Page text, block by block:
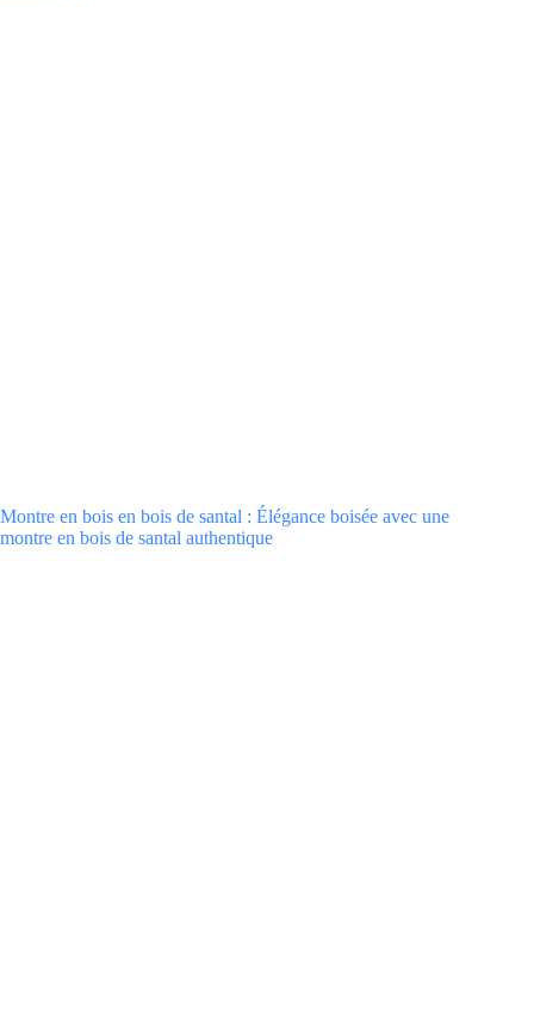
Montre en bois en bois de santal : Élégance boisée avec une
montre en bois de santal authentique